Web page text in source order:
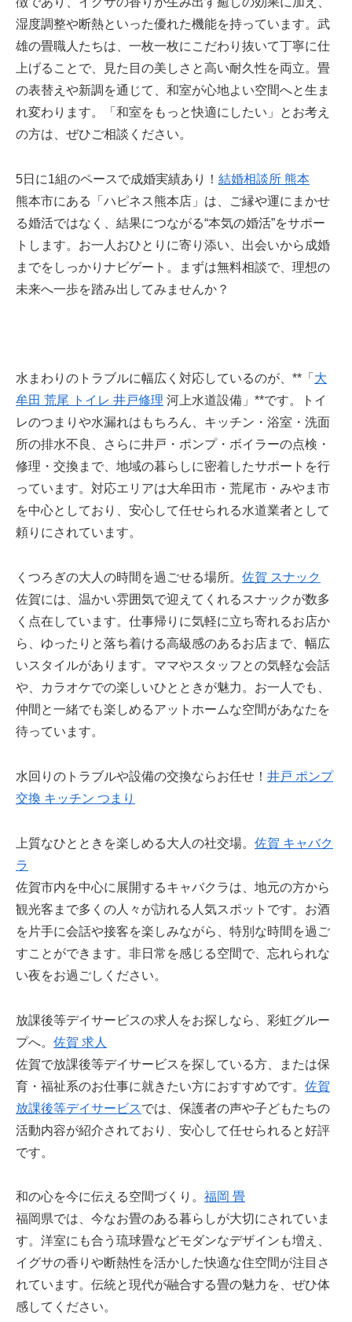
湿度調整や断熱といった優れた機能を持っています。武
雄の畳職人たちは、一枚一枚にこだわり抜いて丁寧に仕
上げることで、見た目の美しさと高い耐久性を両立。畳
の表替えや新調を通じて、和室が心地よい空間へと生ま
れ変わります。「和室をもっと快適にしたい」とお考え
の方は、ぜひご相談ください。
5日に1組のペースで成婚実績あり！ 結婚相談所 熊本
熊本市にある「ハピネス熊本店」は、ご縁や運にまかせ
る婚活ではなく、結果につながる“本気の婚活”をサポー
トします。お一人おひとりに寄り添い、出会いから成婚
までをしっかりナビゲート。まずは無料相談で、理想の
未来へ一歩を踏み出してみませんか？
水まわりのトラブルに幅広く対応しているのが、**「 大
牟田 荒尾 トイレ 井戸修理 河上水道設備」**です。トイ
レのつまりや水漏れはもちろん、キッチン・浴室・洗面
所の排水不良、さらに井戸・ポンプ・ボイラーの点検・
修理・交換まで、地域の暮らしに密着したサポートを行
っています。対応エリアは大牟田市・荒尾市・みやま市
を中心としており、安心して任せられる水道業者として
頼りにされています。
くつろぎの大人の時間を過ごせる場所。 佐賀 スナック
佐賀には、温かい雰囲気で迎えてくれるスナックが数多
く点在しています。仕事帰りに気軽に立ち寄れるお店か
ら、ゆったりと落ち着ける高級感のあるお店まで、幅広
いスタイルがあります。ママやスタッフとの気軽な会話
や、カラオケでの楽しいひとときが魅力。お一人でも、
仲間と一緒でも楽しめるアットホームな空間があなたを
待っています。
水回りのトラブルや設備の交換ならお任せ！ 井戸 ポンプ
交換 キッチン つまり
上質なひとときを楽しめる大人の社交場。 佐賀 キャバク
ラ
佐賀市内を中心に展開するキャバクラは、地元の方から
観光客まで多くの人々が訪れる人気スポットです。お酒
を片手に会話や接客を楽しみながら、特別な時間を過ご
すことができます。非日常を感じる空間で、忘れられな
い夜をお過ごしください。
放課後等デイサービスの求人をお探しなら、彩虹グルー
プへ。 佐賀 求人
佐賀で放課後等デイサービスを探している方、または保
育・福祉系のお仕事に就きたい方におすすめです。 佐賀
放課後等デイサービスでは、保護者の声や子どもたちの
活動内容が紹介されており、安心して任せられると好評
です。
和の心を今に伝える空間づくり。 福岡 畳
福岡県では、今なお畳のある暮らしが大切にされていま
す。洋室にも合う琉球畳などモダンなデザインも増え、
イグサの香りや断熱性を活かした快適な住空間が注目さ
れています。伝統と現代が融合する畳の魅力を、ぜひ体
感してください。